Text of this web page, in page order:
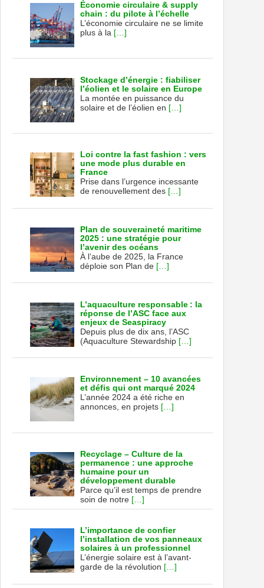
Économie circulaire & supply
chain : du pilote à l’échelle
L’économie circulaire ne se limite
plus à la […]
Stockage d’énergie : fiabiliser
l’éolien et le solaire en Europe
La montée en puissance du
solaire et de l’éolien en […]
Loi contre la fast fashion : vers
une mode plus durable en
France
Prise dans l’urgence incessante
de renouvellement des […]
Plan de souveraineté maritime
2025 : une stratégie pour
l’avenir des océans
À l’aube de 2025, la France
déploie son Plan de […]
L’aquaculture responsable : la
réponse de l’ASC face aux
enjeux de Seaspiracy
Depuis plus de dix ans, l’ASC
(Aquaculture Stewardship […]
Environnement – 10 avancées
et défis qui ont marqué 2024
L’année 2024 a été riche en
annonces, en projets […]
Recyclage – Culture de la
permanence : une approche
humaine pour un
développement durable
Parce qu’il est temps de prendre
soin de notre […]
L’importance de confier
l’installation de vos panneaux
solaires à un professionnel
L’énergie solaire est à l’avant-
garde de la révolution […]